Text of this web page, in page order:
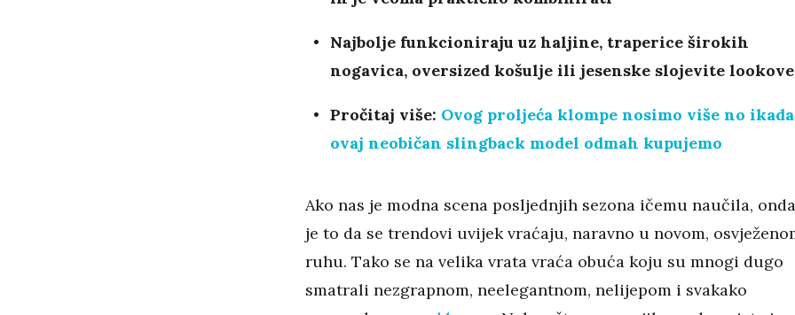
Najbolje funkcioniraju uz haljine, traperice širokih
nogavica, oversized košulje ili jesenske slojevite lookove
Pročitaj više: Ovog proljeća klompe nosimo više no
ovaj neobičan slingback model odmah kupujemo
Ako nas je modna scena posljednjih sezona ičemu naučila, onda
je to da se trendovi uvijek vraćaju, naravno u novom,
ruhu. Tako se na velika vrata vraća obuća koju su mnogi dugo
smatrali nezgrapnom, neelegantnom, nelijepom i svakako